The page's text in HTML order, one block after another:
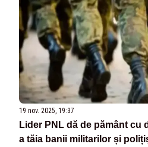
19 nov. 2025, 19:37
Lider PNL dă de pământ cu
a tăia banii militarilor și